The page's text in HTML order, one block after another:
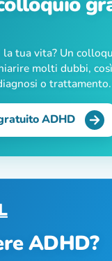
la tua vita? Un
molti dubbi,
o trattamento.
ADHD
ADHD?